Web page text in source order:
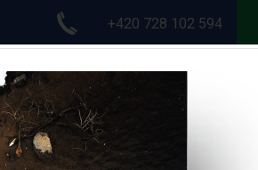
+420 728 102 594